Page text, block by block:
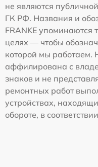
не являются
ГК РФ. Названия и
FRANKE
целях — чтобы
которой мы работаем.
аффилирована с
знаков и не
ремонтных работ
устройствах,
обороте, в